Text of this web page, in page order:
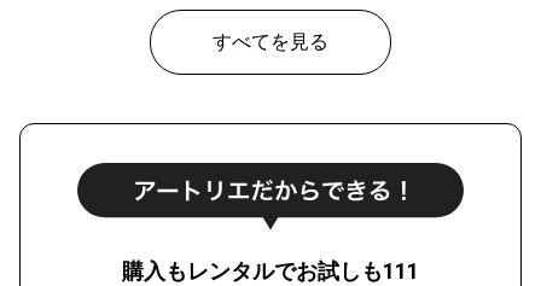
すべてを見る
購入もレンタルでお試しも111